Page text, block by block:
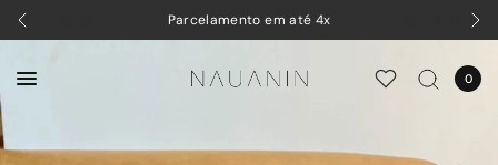
Parcelamento em até 4x
0